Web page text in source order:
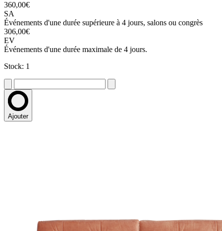
360,00€
SA
Événements d'une durée supérieure à 4 jours, salons ou congrès
306,00€
EV
Événements d'une durée maximale de 4 jours.
Stock: 1
Ajouter